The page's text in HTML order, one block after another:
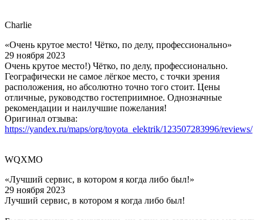
Charlie
«Очень крутое место! Чётко, по делу, профессионально»
29 ноября 2023
Очень крутое место!) Чётко, по делу, профессионально.
Географически не самое лёгкое место, с точки зрения
расположения, но абсолютно точно того стоит. Цены
отличные, руководство гостеприимное. Однозначные
рекомендации и наилучшие пожелания!
Оригинал отзыва:
https://yandex.ru/maps/org/toyota_elektrik/123507283996/reviews/
WQXMO
«Лучший сервис, в котором я когда либо был!»
29 ноября 2023
Лучший сервис, в котором я когда либо был!